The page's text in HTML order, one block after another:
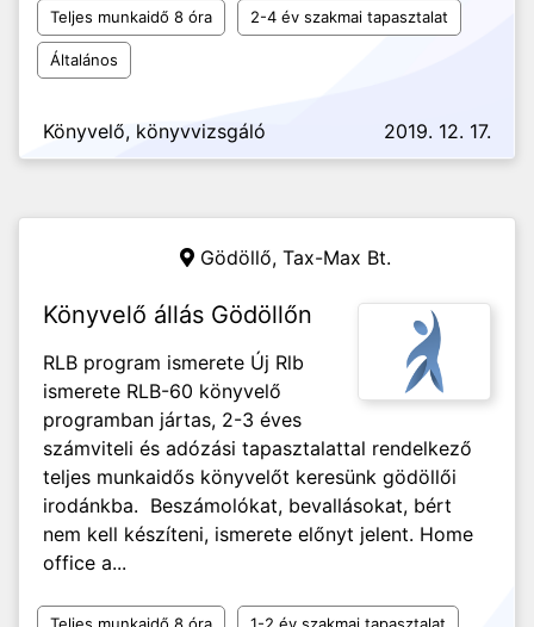
Teljes munkaidő 8 óra 2-4 év szakmai tapasztalat
Általános
Könyvelő, könyvvizsgáló 2019. 12. 17.
Gödöllő, Tax-Max Bt.
Könyvelő állás Gödöllőn
RLB program ismerete Új Rlb
ismerete RLB-60 könyvelő
programban jártas, 2-3 éves
számviteli és adózási tapasztalattal rendelkező
teljes munkaidős könyvelőt keresünk gödöllői
irodánkba. Beszámolókat, bevallásokat, bért
nem kell készíteni, ismerete előnyt jelent. Home
office a...